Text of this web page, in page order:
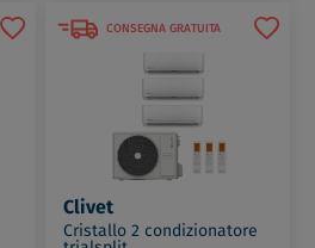
CONSEGNA GRATUITA
Clivet
Cristallo 2 condizionatore